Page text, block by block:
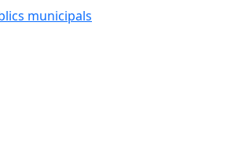
municipals